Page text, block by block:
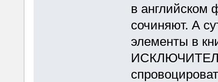
в английском
сочиняют. А
элементы в